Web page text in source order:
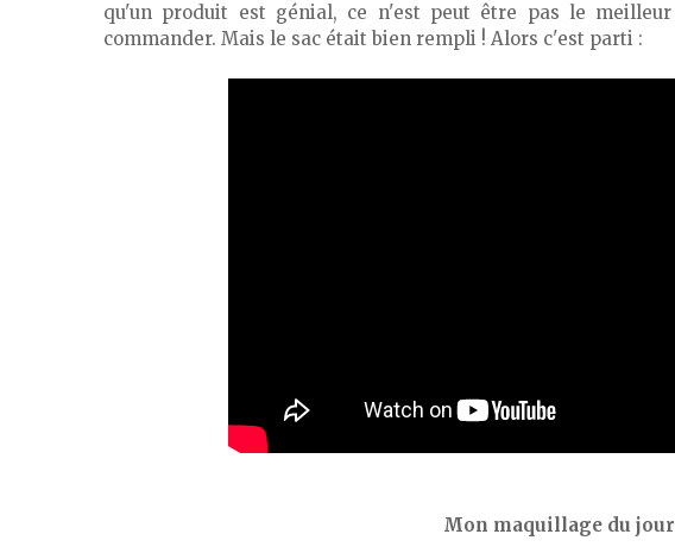
qu'un produit est génial, ce n'est peut être pas le
commander. Mais le sac était bien rempli ! Alors c'est parti :
Mon maquillage du